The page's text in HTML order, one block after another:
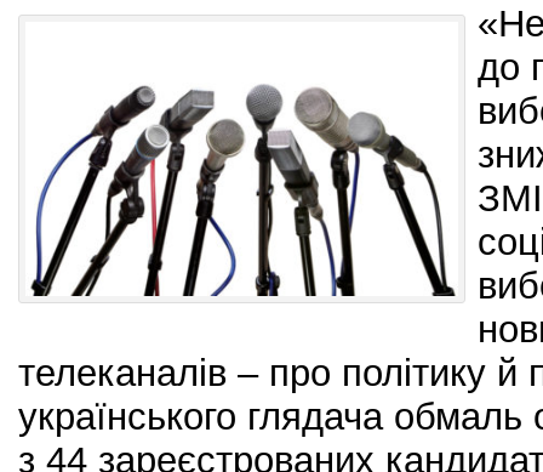
до
телеканалів – про політику й
українського глядача обмаль
з 44 зареєстрованих